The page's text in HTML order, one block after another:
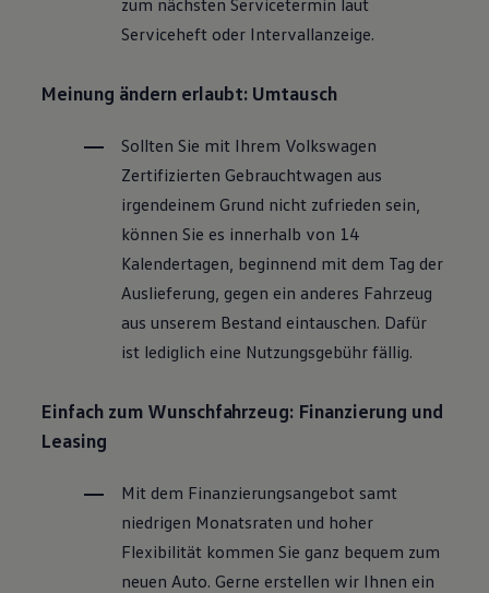
Lifestyle
Elektromobilität
Pannen- und Unfallhilfe
Volkswagen Kundenbetreuung
Serviceheft oder Intervallanzeige.
Meinung ändern erlaubt: Umtausch
Sollten Sie mit Ihrem Volkswagen
Zertifizierten Gebrauchtwagen aus
irgendeinem Grund nicht zufrieden sein,
können Sie es innerhalb von 14
Kalendertagen, beginnend mit dem Tag der
Auslieferung, gegen ein anderes Fahrzeug
aus unserem Bestand eintauschen. Dafür
ist lediglich eine Nutzungsgebühr fällig.
Einfach zum Wunschfahrzeug: Finanzierung und
Leasing
Mit dem Finanzierungsangebot samt
niedrigen Monatsraten und hoher
Flexibilität kommen Sie ganz bequem zum
neuen Auto. Gerne erstellen wir Ihnen ein